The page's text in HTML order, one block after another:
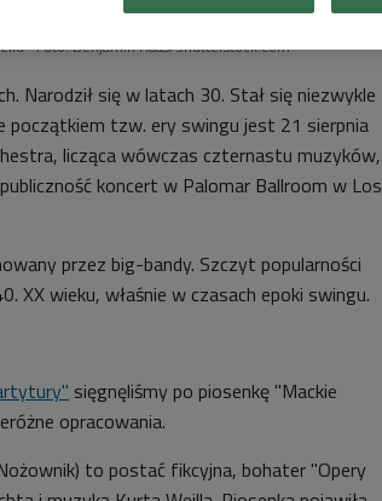
Foto: Benjamin Haas/Shutterstock.com
Narodził się w latach 30. Stał się niezwykle
początkiem tzw. ery swingu jest 21 sierpnia
licząca wówczas czternastu muzyków,
koncert w Palomar Ballroom w Los
przez big-bandy. Szczyt popularności
XX wieku, właśnie w czasach epoki swingu.
sięgnęliśmy po piosenkę "Mackie
opracowania.
to postać fikcyjna, bohater "Opery